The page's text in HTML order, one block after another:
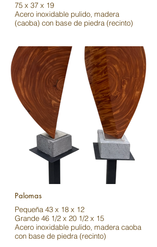
75 x 37 x 19
Acero inoxidable pulido, madera
(caoba) con base de piedra (recinto)
Palomas
Pequeña 43 x 18 x 12
Grande 46 1/2 x 20 1/2 x 15
Acero inoxidable pulido, madera caoba
con base de piedra (recinto)